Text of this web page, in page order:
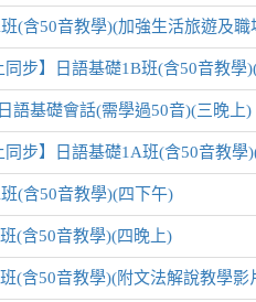
日語 系列
課程編號 課程名稱
(含50音教學)(加強生活旅遊及
同步】日語基礎1B班(含50音教
語基礎會話(需學過50音)(三晚上)
同步】日語基礎1A班(含50音教
(含50音教學)(四下午)
(含50音教學)(四晚上)
(含50音教學)(附文法解說教學影